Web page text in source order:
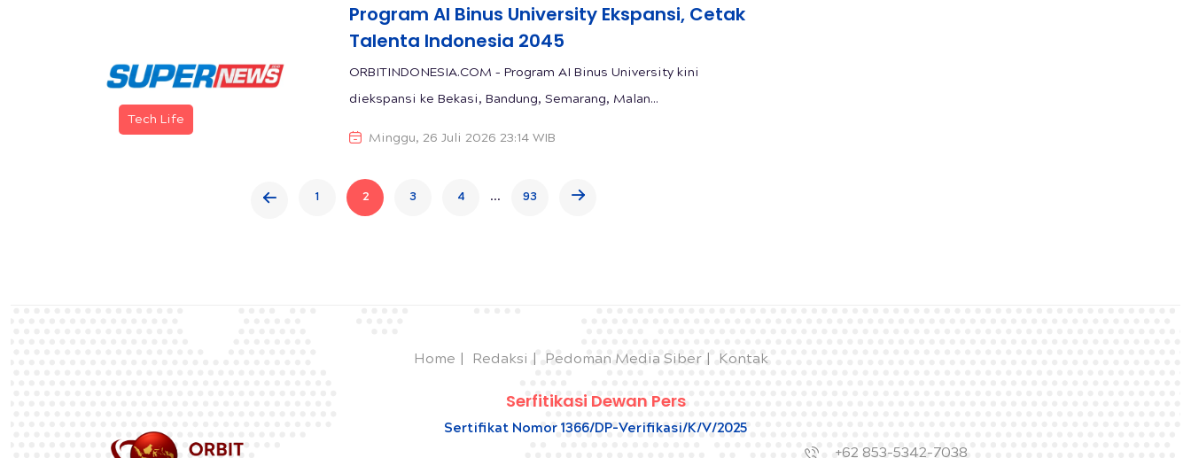
Tech Life
Program AI Binus University Ekspansi, Cetak
Talenta Indonesia 2045
ORBITINDONESIA.COM – Program AI Binus University kini
diekspansi ke Bekasi, Bandung, Semarang, Malan...
Minggu, 26 Juli 2026 23:14 WIB
1 2 3 4 ... 93
Home Redaksi Pedoman Media Siber Kontak
Serfitikasi Dewan Pers
Sertifikat Nomor 1366/DP-Verifikasi/K/V/2025
+62 853-5342-7038